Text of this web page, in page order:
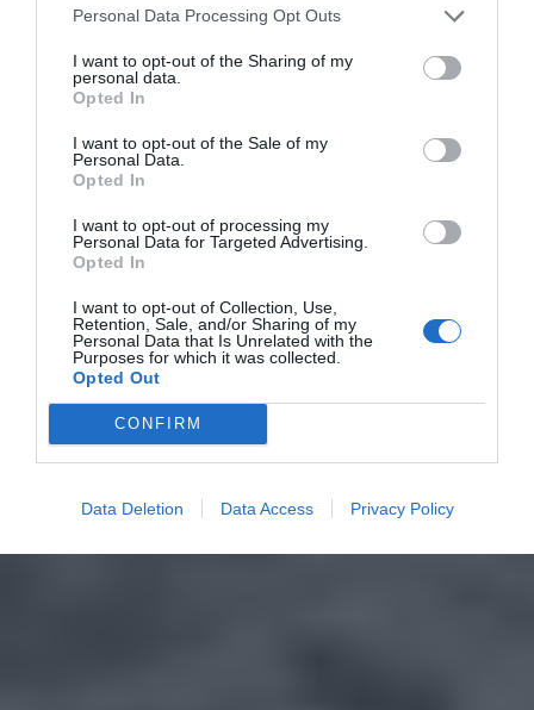
Personal Data Processing Opt Outs
I want to opt-out of the Sharing of my
personal data.
Opted In
I want to opt-out of the Sale of my
Personal Data.
Opted In
I want to opt-out of processing my
Personal Data for Targeted Advertising.
Opted In
I want to opt-out of Collection, Use,
Retention, Sale, and/or Sharing of my
Personal Data that Is Unrelated with the
Purposes for which it was collected.
Opted Out
CONFIRM
Data Deletion Data Access Privacy Policy